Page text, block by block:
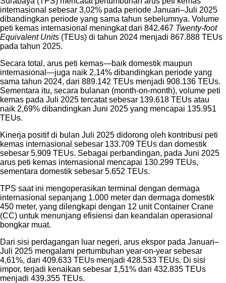
internasional sebesar 3,02% pada periode Januari–Juli 2025
dibandingkan periode yang sama tahun sebelumnya. Volume
peti kemas internasional meningkat dari 842.467 Twenty-foot
Equivalent Units (TEUs) di tahun 2024 menjadi 867.888 TEUs
pada tahun 2025.
Secara total, arus peti kemas—baik domestik maupun
internasional—juga naik 2,14% dibandingkan periode yang
sama tahun 2024, dari 889.142 TEUs menjadi 908.136 TEUs.
Sementara itu, secara bulanan (month-on-month), volume peti
kemas pada Juli 2025 tercatat sebesar 139.618 TEUs atau
naik 2,69% dibandingkan Juni 2025 yang mencapai 135.951
TEUs.
Kinerja positif di bulan Juli 2025 didorong oleh kontribusi peti
kemas internasional sebesar 133.709 TEUs dan domestik
sebesar 5.909 TEUs. Sebagai perbandingan, pada Juni 2025
arus peti kemas internasional mencapai 130.299 TEUs,
sementara domestik sebesar 5.652 TEUs.
TPS saat ini mengoperasikan terminal dengan dermaga
internasional sepanjang 1.000 meter dan dermaga domestik
450 meter, yang dilengkapi dengan 12 unit Container Crane
(CC) untuk menunjang efisiensi dan keandalan operasional
bongkar muat.
Dari sisi perdagangan luar negeri, arus ekspor pada Januari–
Juli 2025 mengalami pertumbuhan year-on-year sebesar
4,61%, dari 409.633 TEUs menjadi 428.533 TEUs. Di sisi
impor, terjadi kenaikan sebesar 1,51% dari 432.835 TEUs
menjadi 439.355 TEUs.